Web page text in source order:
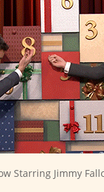
Starring Jimmy